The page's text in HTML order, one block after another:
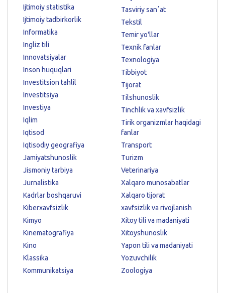
Ijtimoiy statistika
Ijtimoiy tadbirkorlik
Informatika
Ingliz tili
Innovatsiyalar
Inson huquqlari
Investitsion tahlil
Investitsiya
Investiya
Iqlim
Iqtisod
Iqtisodiy geografiya
Jamiyatshunoslik
Jismoniy tarbiya
Jurnalistika
Kadrlar boshqaruvi
Kiberxavfsizlik
Kimyo
Kinematografiya
Kino
Klassika
Kommunikatsiya
Tasviriy sanʼat
Tekstil
Temir yo'llar
Texnik fanlar
Texnologiya
Tibbiyot
Tijorat
Tilshunoslik
Tinchlik va xavfsizlik
Tirik organizmlar haqidagi
fanlar
Transport
Turizm
Veterinariya
Xalqaro munosabatlar
Xalqaro tijorat
xavfsizlik va rivojlanish
Xitoy tili va madaniyati
Xitoyshunoslik
Yapon tili va madaniyati
Yozuvchilik
Zoologiya